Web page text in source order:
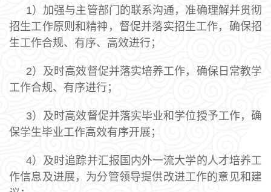
1）加强与主管部门的联系沟通，准确理解并贯彻
招生工作原则和精神，督促并落实招生工作，确保招
生工作合规、有序、高效进行；
2）及时高效督促并落实培养工作，确保日常教学
工作合规、有序进行；
3）及时高效督促并落实毕业和学位授予工作，确
保学生毕业工作高效有序开展；
4）及时追踪并汇报国内外一流大学的人才培养工
作信息及进展，为分管领导提供改进工作的意见和建